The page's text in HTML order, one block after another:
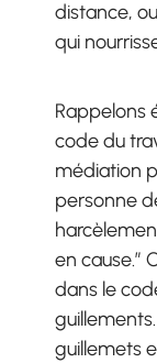
distance,
qui
Rappelons
code du
médiation
personne
en cause.”
dans le
guillemets